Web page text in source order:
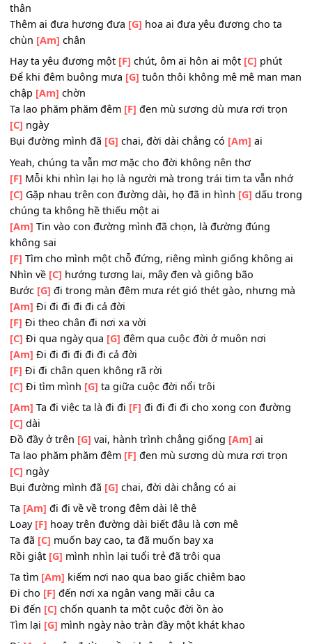
Ta cứ miệt mài mệt nhoài ngày
đường [C]xa
Bao nơi mà ta đã
Ai kia đừng can đừng[F]ngăn ta đi thêm chi cho mệt
thân
Thêm ai đưa hương đưa
chùn [Am]chân
Hay ta yêu đương một[F] chút, ôm ai hôn ai một
Để khi đêm buông mưa
[G]
tuôn thôi không mê mê man
chập[Am]chờn
Ta lao phăm phăm đêm[F] đen mù sương dù mưa rơi
[C]ngày
Bụi đường mình đã[G]chai, đời dài chẳng có[Am]
Yeah, chúng ta vẫn mơ mặc cho đời không nên thơ
[F]Mỗi khi nhìn lại họ là người mà trong trái tim ta vẫn
[C]Gặp nhau trên con đường dài, họ đã in hình[G] dấu
chúng ta không hề thiếu một ai
[Am] Tin vào con đường mình đã chọn, là đường đúng
không sai
[F]Tìm cho mình một chỗ đứng, riêng mình giống
Nhìn về[C]hướng tương lai, mây đen và giông bão
Bước[G] đi trong màn đêm mưa rét gió thét gào, nhưng
[Am] Đi đi đi đi đi cả đời
[F] Đi theo chân đi nơi xa vời
[C] Đi qua ngày qua[G]đêm qua cuộc đời ở muôn nơi
[Am] Đi đi đi đi đi đi cả đời
[F] Đi đi chân quen không rã rời
[Am]Ta đi việc ta là đi đi[F]đi đi đi đi cho xong con
[C]dài
Đồ đầy ở trên[G]vai, hành trình chẳng giống
Ta lao phăm phăm đêm[F] đen mù sương dù mưa rơi
[C]ngày
Bụi đường mình đã[G] chai, đời dài chẳng có ai
[Am] đi đi về về trong đêm dài lê thê